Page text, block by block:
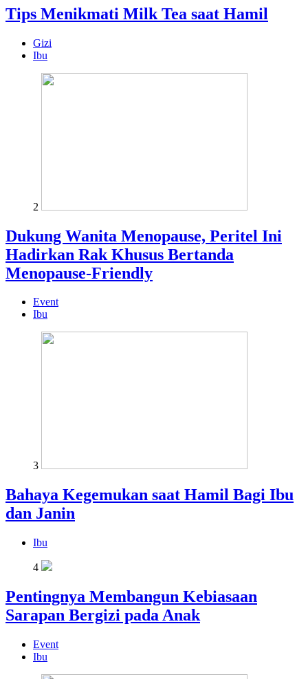
Tips Menikmati Milk Tea saat Hamil
Gizi
Ibu
2
Dukung Wanita Menopause, Peritel Ini
Hadirkan Rak Khusus Bertanda
Menopause-Friendly
Event
Ibu
3
Bahaya Kegemukan saat Hamil Bagi Ibu
dan Janin
Ibu
4
Pentingnya Membangun Kebiasaan
Sarapan Bergizi pada Anak
Event
Ibu